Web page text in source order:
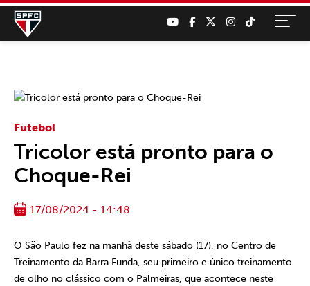
Futebol
Tricolor está pronto para o
Choque-Rei
17/08/2024 - 14:48
O São Paulo fez na manhã deste sábado (17), no Centro de
Treinamento da Barra Funda, seu primeiro e único treinamento
de olho no clássico com o Palmeiras, que acontece neste